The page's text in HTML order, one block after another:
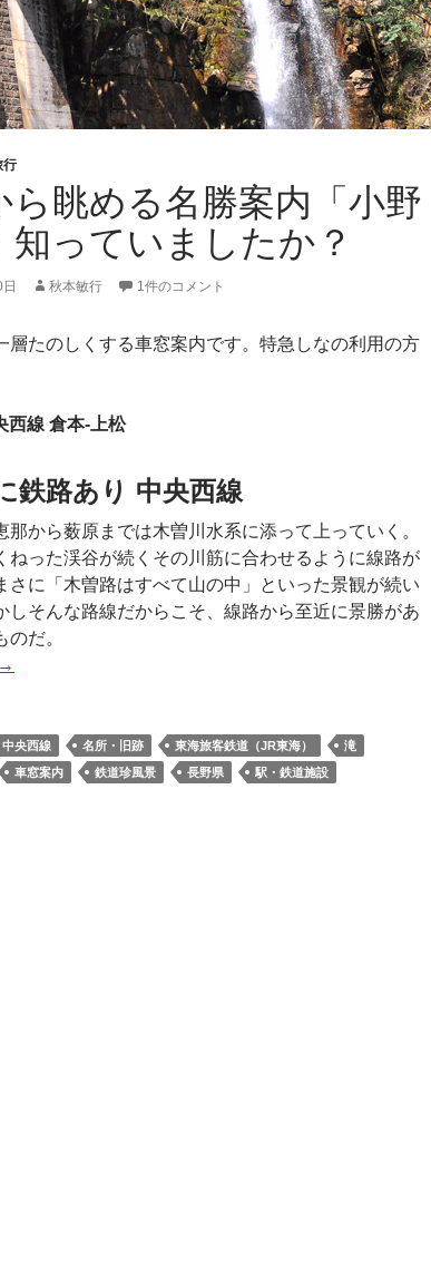
行
ら眺める名勝案内「小野
知っていましたか？
秋本敏行 1件のコメント
層たのしくする車窓案内です。特急しなの利用の方
西線 倉本-上松
鉄路あり 中央西線
那から薮原までは木曽川水系に添って上っていく。
ねった渓谷が続くその川筋に合わせるように線路が
さに「木曽路はすべて山の中」といった景観が続い
しそんな路線だからこそ、線路から至近に景勝があ
のだ。
→
中央西線 名所・旧跡 東海旅客鉄道（JR東海）
滝
車窓案内 鉄道珍風景 長野県 駅・鉄道施設